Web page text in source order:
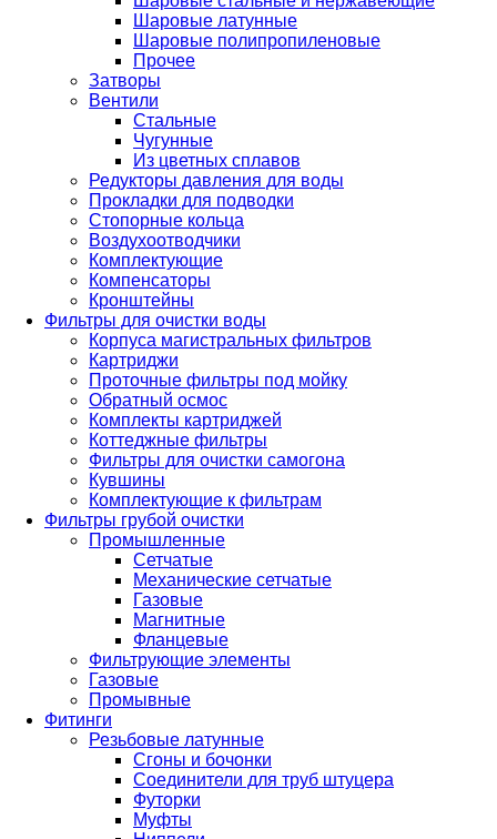
Шаровые латунные
Шаровые полипропиленовые
Прочее
Затворы
Вентили
Стальные
Чугунные
Из цветных сплавов
Редукторы давления для воды
Прокладки для подводки
Стопорные кольца
Воздухоотводчики
Комплектующие
Компенсаторы
Кронштейны
Фильтры для очистки воды
Корпуса магистральных фильтров
Картриджи
Проточные фильтры под мойку
Обратный осмос
Комплекты картриджей
Коттеджные фильтры
Фильтры для очистки самогона
Кувшины
Комплектующие к фильтрам
Фильтры грубой очистки
Промышленные
Сетчатые
Механические сетчатые
Газовые
Магнитные
Фланцевые
Фильтрующие элементы
Газовые
Промывные
Фитинги
Резьбовые латунные
Сгоны и бочонки
Соединители для труб штуцера
Футорки
Муфты